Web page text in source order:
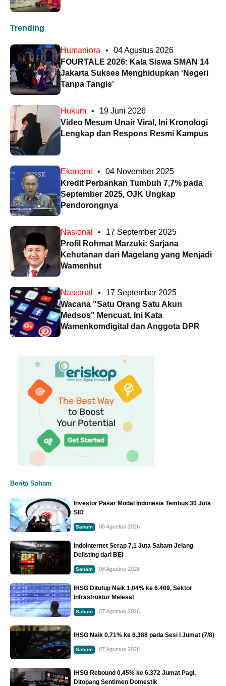
Trending
Humaniora •
04 Agustus 2026
FOURTALE 2026: Kala Siswa SMAN 14
Jakarta Sukses Menghidupkan ‘Negeri
Tanpa Tangis’
Hukum •
19 Juni 2026
Video Mesum Unair Viral, Ini Kronologi
Lengkap dan Respons Resmi Kampus
Ekonomi •
04 November 2025
Kredit Perbankan Tumbuh 7,7% pada
September 2025, OJK Ungkap
Pendorongnya
Nasional •
17 September 2025
Profil Rohmat Marzuki: Sarjana
Kehutanan dari Magelang yang Menjadi
Wamenhut
Nasional •
17 September 2025
Wacana "Satu Orang Satu Akun
Medsos" Mencuat, Ini Kata
Wamenkomdigital dan Anggota DPR
Berita Saham
Investor Pasar Modal Indonesia Tembus 30 Juta
SID
Saham 08 Agustus 2026
Indointernet Serap 7,1 Juta Saham Jelang
Delisting dari BEI
Saham 08 Agustus 2026
IHSG Ditutup Naik 1,04% ke 6.409, Sektor
Infrastruktur Melesat
Saham 07 Agustus 2026
IHSG Naik 0,71% ke 6.388 pada Sesi I Jumat (7/8)
Saham 07 Agustus 2026
IHSG Rebound 0,45% ke 6.372 Jumat Pagi,
Ditopang Sentimen Domestik